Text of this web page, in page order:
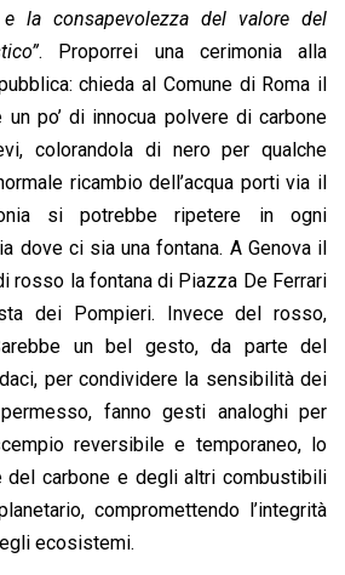
s
n
k
la consapevolezza del valore del
. Proporrei una cerimonia alla
chieda al Comune di Roma il
po’ di innocua polvere di carbone
colorandola di nero per qualche
ricambio dell’acqua porti via il
si potrebbe ripetere in ogni
dove ci sia una fontana. A Genova il
rosso la fontana di Piazza De Ferrari
dei Pompieri. Invece del rosso,
un bel gesto, da parte del
per condividere la sensibilità dei
fanno gesti analoghi per
reversibile e temporaneo, lo
del carbone e degli altri combustibili
compromettendo l’integrità
ecosistemi.